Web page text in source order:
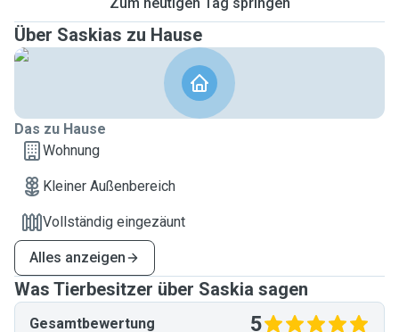
Über Saskias zu Hause
Das zu Hause
Wohnung
Kleiner Außenbereich
Vollständig eingezäunt
Alles anzeigen
Was Tierbesitzer über Saskia sagen
Gesamtbewertung 5